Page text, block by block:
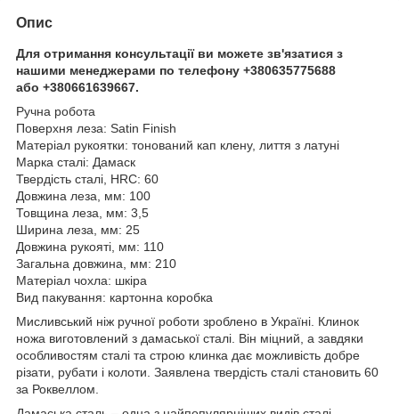
Опис
Для отримання консультації ви можете зв'язатися з
нашими менеджерами по телефону +380635775688
або +380661639667.
Ручна робота
Поверхня леза: Satin Finish
Матеріал рукоятки: тонований кап клену, лиття з латуні
Марка сталі: Дамаск
Твердість сталі, HRC: 60
Довжина леза, мм: 100
Товщина леза, мм: 3,5
Ширина леза, мм: 25
Довжина рукояті, мм: 110
Загальна довжина, мм: 210
Матеріал чохла: шкіра
Вид пакування: картонна коробка
Мисливський ніж ручної роботи зроблено в Україні. Клинок
ножа виготовлений з дамаської сталі. Він міцний, а завдяки
особливостям сталі та строю клинка дає можливість добре
різати, рубати і колоти. Заявлена ​​твердість сталі становить 60
за Роквеллом.